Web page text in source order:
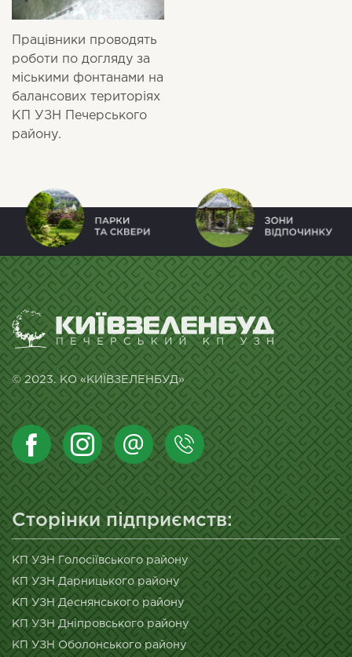
Працівники проводять
роботи по догляду за
міськими фонтанами на
балансових територіях
КП УЗН Печерського
району.
© 2023. КО «КИЇВЗЕЛЕНБУД»
Сторінки підприємств:
КП УЗН Голосіївського району
КП УЗН Дарницького району
КП УЗН Деснянського району
КП УЗН Дніпровського району
КП УЗН Оболонського району